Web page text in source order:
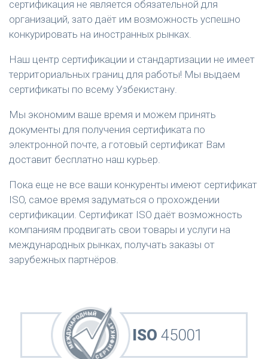
сертификация не является обязательной для
организаций, зато даёт им возможность успешно
конкурировать на иностранных рынках.
Наш центр сертификации и стандартизации не имеет
территориальных границ для работы! Мы выдаем
сертификаты по всему Узбекистану.
Мы экономим ваше время и можем принять
документы для получения сертификата по
электронной почте, а готовый сертификат Вам
доставит бесплатно наш курьер.
Пока еще не все ваши конкуренты имеют сертификат
ISO, самое время задуматься о прохождении
сертификации. Сертификат ISO даёт возможность
компаниям продвигать свои товары и услуги на
международных рынках, получать заказы от
зарубежных партнёров.
ISO 45001